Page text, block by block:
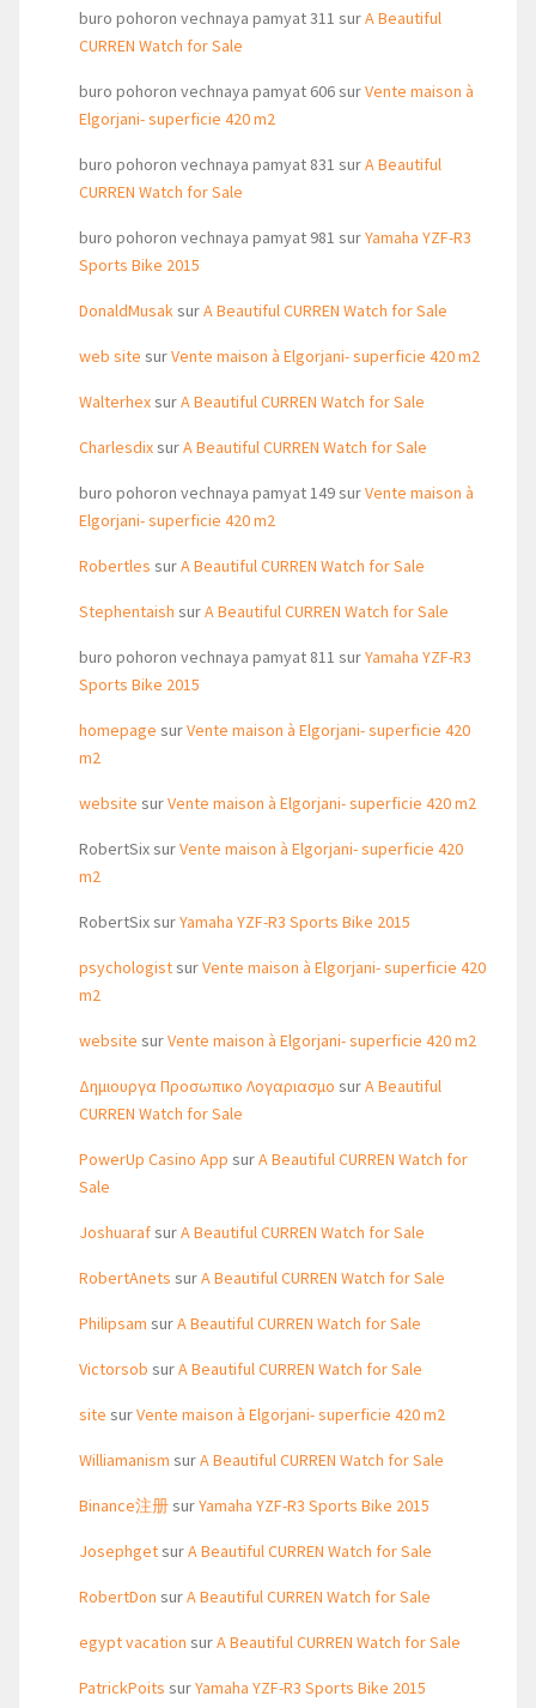
buro pohoron vechnaya pamyat 311 surA Beautiful
CURREN Watch for Sale
buro pohoron vechnaya pamyat 606surVente maison à
Elgorjani- superficie 420 m2
buro pohoron vechnaya pamyat 831 surA Beautiful
CURREN Watch for Sale
buro pohoron vechnaya pamyat 981 surYamaha YZF-R3
Sports Bike 2015
DonaldMusaksurA Beautiful CURREN Watch for Sale
web site surVente maison à Elgorjani- superficie 420 m2
WalterhexsurA Beautiful CURREN Watch for Sale
CharlesdixsurA Beautiful CURREN Watch for Sale
buro pohoron vechnaya pamyat 149surVente maison à
Elgorjani- superficie 420 m2
Robertles surA Beautiful CURREN Watch for Sale
Stephentaish surA Beautiful CURREN Watch for Sale
buro pohoron vechnaya pamyat 811 surYamaha YZF-R3
Sports Bike 2015
homepage surVente maison à Elgorjani- superficie 420
m2
website surVente maison à Elgorjani- superficie 420 m2
RobertSixsurVente maison à Elgorjani- superficie 420
m2
RobertSixsurYamaha YZF-R3 Sports Bike 2015
psychologistsurVente maison à Elgorjani- superficie 420
m2
website surVente maison à Elgorjani- superficie 420 m2
Δημιουργα Προσωπικο Λογαριασμο surA Beautiful
CURREN Watch for Sale
PowerUp Casino App surA Beautiful CURREN Watch for
Sale
JoshuarafsurA Beautiful CURREN Watch for Sale
RobertAnets surA Beautiful CURREN Watch for Sale
Philipsam surA Beautiful CURREN Watch for Sale
Victorsob surA Beautiful CURREN Watch for Sale
site surVente maison à Elgorjani- superficie 420 m2
Williamanism surA Beautiful CURREN Watch for Sale
Binance注册surYamaha YZF-R3 Sports Bike 2015
JosephgetsurA Beautiful CURREN Watch for Sale
RobertDon surA Beautiful CURREN Watch for Sale
egypt vacation surA Beautiful CURREN Watch for Sale
PatrickPoits surYamaha YZF-R3 Sports Bike 2015